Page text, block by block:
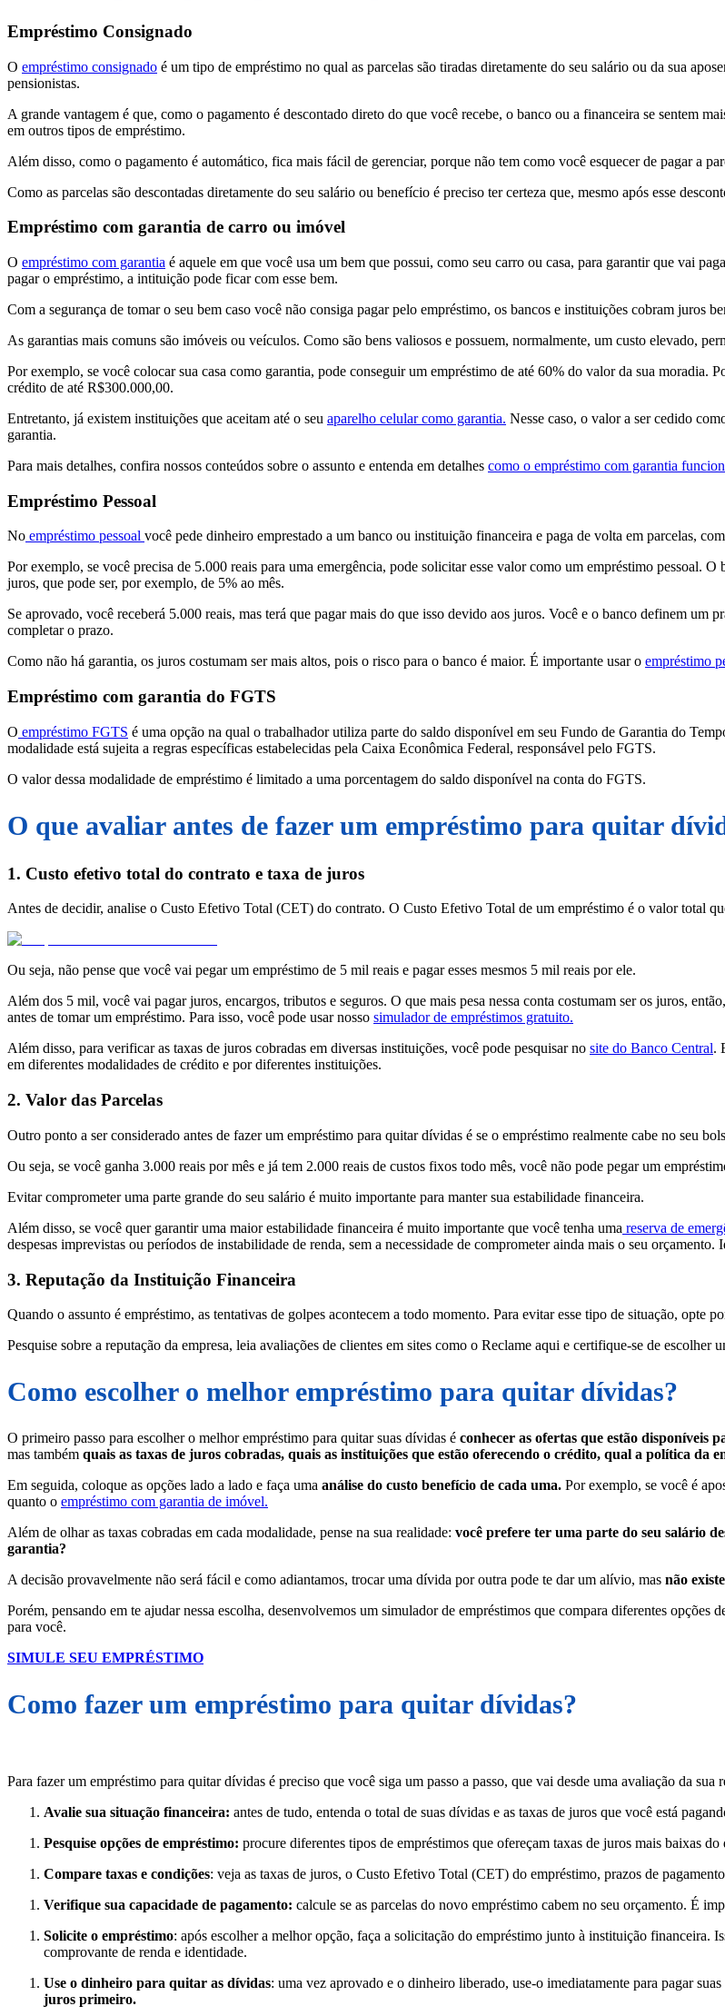
Empréstimo Consignado
O empréstimo consignado é um tipo de empréstimo no qual as parcelas são tiradas diretamente do seu salário ou da sua
pensionistas.
A grande vantagem é que, como o pagamento é descontado direto do que você recebe, o banco ou a financeira se sentem
em outros tipos de empréstimo.
Além disso, como o pagamento é automático, fica mais fácil de gerenciar, porque não tem como você esquecer de pagar a
Como as parcelas são descontadas diretamente do seu salário ou benefício é preciso ter certeza que, mesmo após esse
Empréstimo com garantia de carro ou imóvel
O empréstimo com garantia é aquele em que você usa um bem que possui, como seu carro ou casa, para garantir que vai
pagar o empréstimo, a intituição pode ficar com esse bem.
Com a segurança de tomar o seu bem caso você não consiga pagar pelo empréstimo, os bancos e instituições cobram juros
As garantias mais comuns são imóveis ou veículos. Como são bens valiosos e possuem, normalmente, um custo elevado,
Por exemplo, se você colocar sua casa como garantia, pode conseguir um empréstimo de até 60% do valor da sua moradia.
crédito de até R$300.000,00.
Entretanto, já existem instituições que aceitam até o seu aparelho celular como garantia. Nesse caso, o valor a ser cedido
garantia.
Para mais detalhes, confira nossos conteúdos sobre o assunto e entenda em detalhes como o empréstimo com garantia
Empréstimo Pessoal
No empréstimo pessoal você pede dinheiro emprestado a um banco ou instituição financeira e paga de volta em parcelas,
Por exemplo, se você precisa de 5.000 reais para uma emergência, pode solicitar esse valor como um empréstimo pessoal.
juros, que pode ser, por exemplo, de 5% ao mês.
Se aprovado, você receberá 5.000 reais, mas terá que pagar mais do que isso devido aos juros. Você e o banco definem um
completar o prazo.
Como não há garantia, os juros costumam ser mais altos, pois o risco para o banco é maior. É importante usar o empréstimo
Empréstimo com garantia do FGTS
O empréstimo FGTS é uma opção na qual o trabalhador utiliza parte do saldo disponível em seu Fundo de Garantia do
modalidade está sujeita a regras específicas estabelecidas pela Caixa Econômica Federal, responsável pelo FGTS.
O valor dessa modalidade de empréstimo é limitado a uma porcentagem do saldo disponível na conta do FGTS.
O que avaliar antes de fazer um empréstimo para quitar
1. Custo efetivo total do contrato e taxa de juros
Antes de decidir, analise o Custo Efetivo Total (CET) do contrato. O Custo Efetivo Total de um empréstimo é o valor total
Ou seja, não pense que você vai pegar um empréstimo de 5 mil reais e pagar esses mesmos 5 mil reais por ele.
Além dos 5 mil, você vai pagar juros, encargos, tributos e seguros. O que mais pesa nessa conta costumam ser os juros,
antes de tomar um empréstimo. Para isso, você pode usar nosso simulador de empréstimos gratuito.
Além disso, para verificar as taxas de juros cobradas em diversas instituições, você pode pesquisar no site do Banco Central.
em diferentes modalidades de crédito e por diferentes instituições.
2. Valor das Parcelas
Outro ponto a ser considerado antes de fazer um empréstimo para quitar dívidas é se o empréstimo realmente cabe no seu
Ou seja, se você ganha 3.000 reais por mês e já tem 2.000 reais de custos fixos todo mês, você não pode pegar um
Evitar comprometer uma parte grande do seu salário é muito importante para manter sua estabilidade financeira.
Além disso, se você quer garantir uma maior estabilidade financeira é muito importante que você tenha uma reserva de
despesas imprevistas ou períodos de instabilidade de renda, sem a necessidade de comprometer ainda mais o seu orçamento.
3. Reputação da Instituição Financeira
Quando o assunto é empréstimo, as tentativas de golpes acontecem a todo momento. Para evitar esse tipo de situação, opte
Pesquise sobre a reputação da empresa, leia avaliações de clientes em sites como o Reclame aqui e certifique-se de escolher
Como escolher o melhor empréstimo para quitar dívidas?
O primeiro passo para escolher o melhor empréstimo para quitar suas dívidas é conhecer as ofertas que estão disponíveis
mas também quais as taxas de juros cobradas, quais as instituições que estão oferecendo o crédito, qual a política da
Em seguida, coloque as opções lado a lado e faça uma análise do custo benefício de cada uma. Por exemplo, se você é
quanto o empréstimo com garantia de imóvel.
Além de olhar as taxas cobradas em cada modalidade, pense na sua realidade: você prefere ter uma parte do seu salário
garantia?
A decisão provavelmente não será fácil e como adiantamos, trocar uma dívida por outra pode te dar um alívio, mas não
Porém, pensando em te ajudar nessa escolha, desenvolvemos um simulador de empréstimos que compara diferentes
para você.
SIMULE SEU EMPRÉSTIMO
Como fazer um empréstimo para quitar dívidas?
Para fazer um empréstimo para quitar dívidas é preciso que você siga um passo a passo, que vai desde uma avaliação da
Avalie sua situação financeira: antes de tudo, entenda o total de suas dívidas e as taxas de juros que você está
Pesquise opções de empréstimo: procure diferentes tipos de empréstimos que ofereçam taxas de juros mais baixas do
Compare taxas e condições: veja as taxas de juros, o Custo Efetivo Total (CET) do empréstimo, prazos de
Verifique sua capacidade de pagamento: calcule se as parcelas do novo empréstimo cabem no seu orçamento. É
Solicite o empréstimo: após escolher a melhor opção, faça a solicitação do empréstimo junto à instituição financeira.
comprovante de renda e identidade.
Use o dinheiro para quitar as dívidas: uma vez aprovado e o dinheiro liberado, use-o imediatamente para pagar
juros primeiro.